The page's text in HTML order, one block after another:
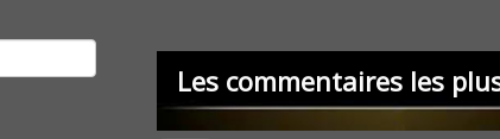
Les commentaires les